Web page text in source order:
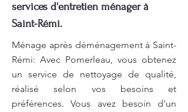
services d'entretien ménager à
Saint-Rémi.
Ménage après déménagement à Saint-
Rémi: Avec Pomerleau, vous obtenez
un service de nettoyage de qualité,
réalisé selon vos besoins et
préférences. Vous avez besoin d'un